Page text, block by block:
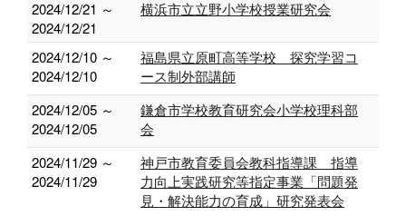
2024/12/21 ～
2024/12/21
横浜市立立野小学校授業研究会
2024/12/10 ～
2024/12/10
福島県立原町高等学校 探究学習コ
ース制外部講師
2024/12/05 ～
2024/12/05
鎌倉市学校教育研究会小学校理科部
会
2024/11/29 ～
2024/11/29
神戸市教育委員会教科指導課 指導
力向上実践研究等指定事業「問題発
見・解決能力の育成」研究発表会